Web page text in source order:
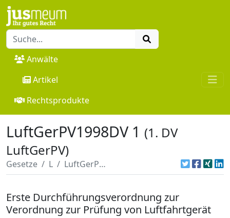
Anwälte
Artikel
Rechtsprodukte
LuftGerPV1998DV 1 (1. DV
LuftGerPV)
Gesetze L LuftGerPV1998DV 1
Erste Durchführungsverordnung zur
Verordnung zur Prüfung von Luftfahrtgerät